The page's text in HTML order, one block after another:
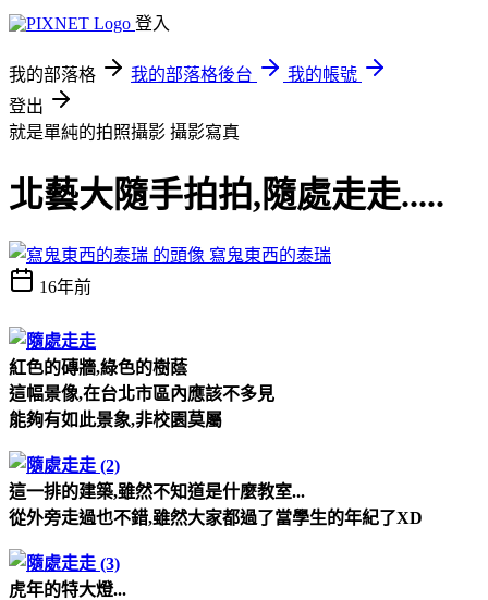
登入
我的部落格 我的部落格後台
我的帳號
登出
就是單純的拍照攝影 攝影寫真
北藝大隨手拍拍,隨處走走.....
寫鬼東西的泰瑞
16年前
紅色的磚牆,綠色的樹蔭
這幅景像,在台北市區內應該不多見
能夠有如此景象,非校園莫屬
這一排的建築,雖然不知道是什麼教室...
從外旁走過也不錯,雖然大家都過了當學生的年紀了XD
虎年的特大燈...